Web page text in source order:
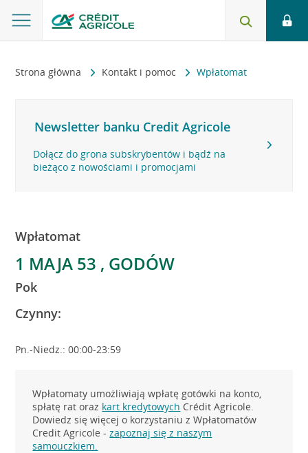
Strona główna Kontakt i pomoc Wpłatomat
Newsletter banku Credit Agricole
Dołącz do grona subskrybentów i bądź na
bieżąco z nowościami i promocjami
Wpłatomat
1 MAJA 53 , GODÓW
Pok
Czynny:
Pn.-Niedz.: 00:00-23:59
Wpłatomaty umożliwiają wpłatę gotówki na konto,
spłatę rat oraz kart kredytowych Crédit Agricole.
Dowiedz się więcej o korzystaniu z Wpłatomatów
Credit Agricole -zapoznaj się z naszym
samouczkiem.